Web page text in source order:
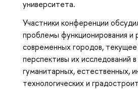
университета.
Участники конференции
проблемы функционирования и
современных городов,
перспективы их исследований
гуманитарных, естественных,
технологических и